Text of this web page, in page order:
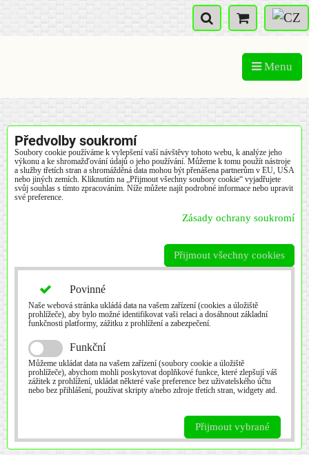
Menu
Předvolby soukromí
Soubory cookie používáme k vylepšení vaší návštěvy tohoto webu, k analýze jeho
výkonu a ke shromažďování údajů o jeho používání. Můžeme k tomu použít nástroje
a služby třetích stran a shromážděná data mohou být přenášena partnerům v EU, USA
nebo jiných zemích. Kliknutím na „Přijmout všechny soubory cookie“ vyjadřujete
svůj souhlas s tímto zpracováním. Níže můžete najít podrobné informace nebo upravit
své preference.
Zásady ochrany soukromí
Přijmout všechny cookies
Povinné
Naše webová stránka ukládá data na vašem zařízení (cookies a úložiště
prohlížeče), aby bylo možné identifikovat vaši relaci a dosáhnout základní
funkčnosti platformy, zážitku z prohlížení a zabezpečení.
Funkční
Můžeme ukládat data na vašem zařízení (soubory cookie a úložiště
prohlížeče), abychom mohli poskytovat doplňkové funkce, které zlepšují váš
zážitek z prohlížení, ukládat některé vaše preference bez uživatelského účtu
nebo bez přihlášení, používat skripty a/nebo zdroje třetích stran, widgety atd.
Přijmout vybrané